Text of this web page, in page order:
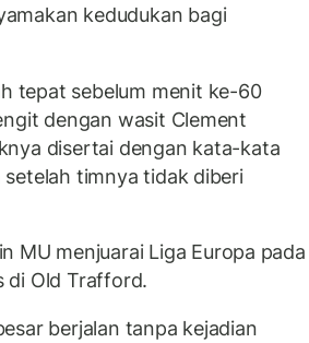
kedudukan bagi
tepat sebelum menit ke-60
dengan wasit Clement
disertai dengan kata-kata
timnya tidak diberi
MU menjuarai Liga Europa pada
di Old Trafford.
berjalan tanpa kejadian